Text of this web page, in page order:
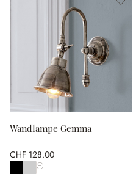
Wandlampe Gemma
CHF 128.00